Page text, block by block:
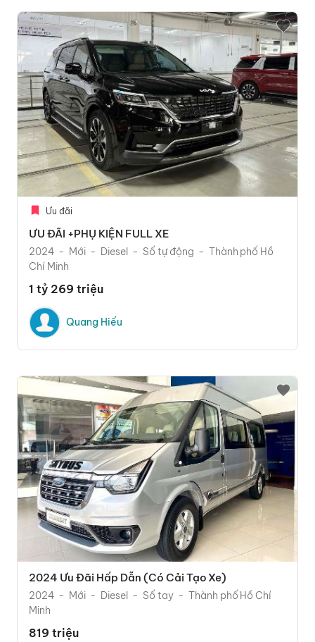
Ưu đãi
ƯU ĐÃI +PHỤ KIỆN FULL XE
2024 Mới Diesel Số tự động
Thành phố Hồ
Chí Minh
1 tỷ 269 triệu
Quang Hiếu
2024 Ưu Đãi Hấp Dẫn (có Cải Tạo Xe)
2024 Mới Diesel Số tay
Thành phố Hồ Chí
Minh
819 triệu